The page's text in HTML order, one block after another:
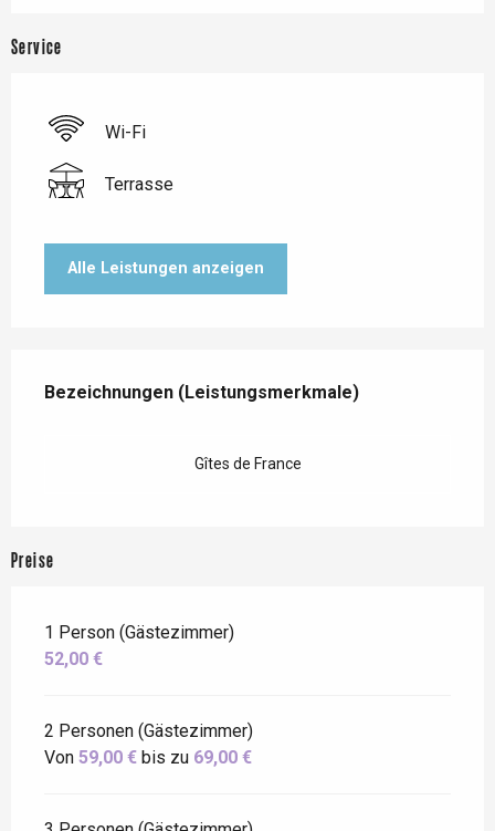
Service
Wi-Fi
Terrasse
Alle Leistungen anzeigen
Bezeichnungen (Leistungsmerkmale)
Bezeichnungen (Leistungsmerkmale)
Gîtes de France
Preise
1 Person (Gästezimmer)
52,00 €
2 Personen (Gästezimmer)
Von 59,00 € bis zu 69,00 €